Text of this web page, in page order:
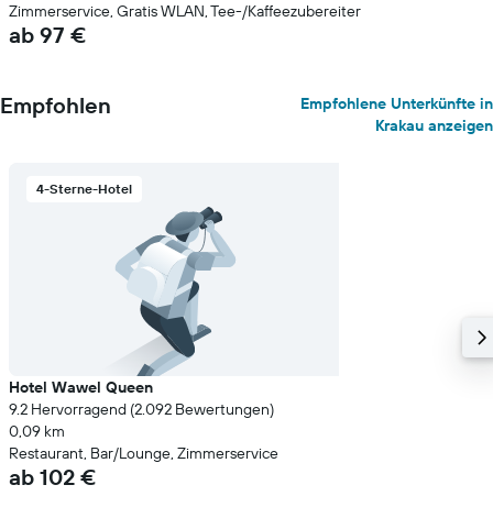
Zimmerservice, Gratis WLAN, Tee-/Kaffeezubereiter
ab 97 €
Empfohlen
Empfohlene Unterkünfte in
Krakau anzeigen
4-Sterne-Hotel
Hotel Wawel Queen
9.2 Hervorragend (2.092 Bewertungen)
0,09 km
Restaurant, Bar/Lounge, Zimmerservice
ab 102 €